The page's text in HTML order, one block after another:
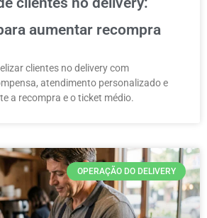
aumentar recompra
clientes no delivery com
atendimento personalizado e
a recompra e o ticket médio.
OPERAÇÃO DO DELIVERY